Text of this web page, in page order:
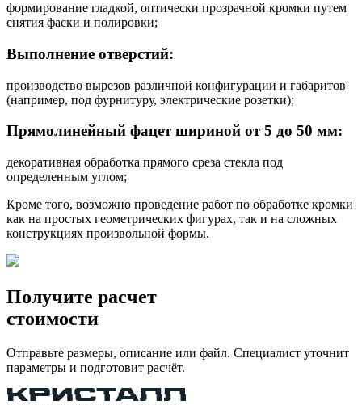
формирование гладкой, оптически прозрачной кромки путем
снятия фаски и полировки;
Выполнение отверстий:
производство вырезов различной конфигурации и габаритов
(например, под фурнитуру, электрические розетки);
Прямолинейный фацет шириной от 5 до 50 мм:
декоративная обработка прямого среза стекла под
определенным углом;
Кроме того, возможно проведение работ по обработке кромки
как на простых геометрических фигурах, так и на сложных
конструкциях произвольной формы.
Получите расчет
стоимости
Отправьте размеры, описание или файл. Специалист уточнит
параметры и подготовит расчёт.